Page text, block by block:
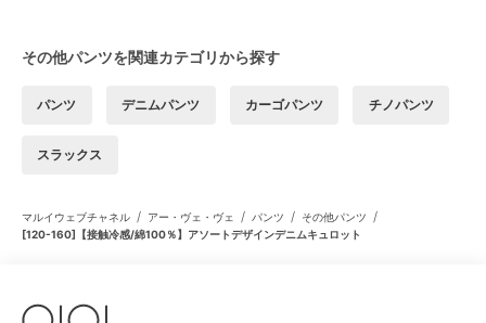
その他パンツを関連カテゴリから探す
パンツ デニムパンツ カーゴパンツ チノパンツ
スラックス
マルイウェブチャネル / アー・ヴェ・ヴェ / パンツ / その他パンツ /
[120-160]【接触冷感/綿100％】アソートデザインデニムキュロット